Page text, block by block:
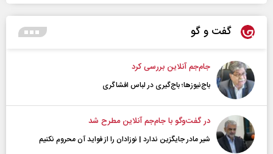
گفت و گو
جام‌جم آنلاین بررسی کرد
باج‌نیوزها؛ باج‌گیری در لباس افشاگری
در گفت‌و‌گو با جام‌جم آنلاین مطرح شد
شیر مادر جایگزین ندارد | نوزادان را از فواید آن محروم نکنیم